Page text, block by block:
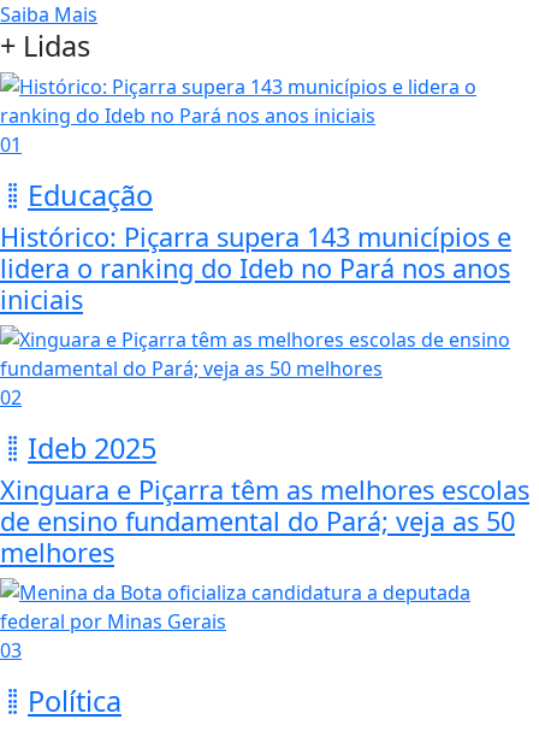
Saiba Mais
+ Lidas
01
Educação
Histórico: Piçarra supera 143 municípios e
lidera o ranking do Ideb no Pará nos anos
iniciais
02
Ideb 2025
Xinguara e Piçarra têm as melhores escolas
de ensino fundamental do Pará; veja as 50
melhores
03
Política